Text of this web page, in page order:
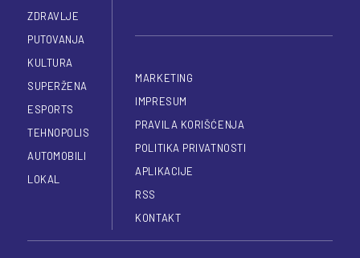
ZDRAVLJE
PUTOVANJA
KULTURA
SUPERŽENA
ESPORTS
TEHNOPOLIS
AUTOMOBILI
LOKAL
MARKETING
IMPRESUM
PRAVILA KORIŠĆENJA
POLITIKA PRIVATNOSTI
APLIKACIJE
RSS
KONTAKT